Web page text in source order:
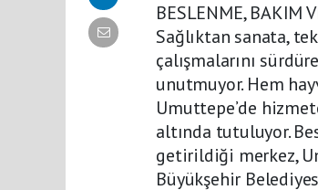
BESLENME, BAKIM
Sağlıktan sanata,
çalışmalarını
unutmuyor. Hem
Umuttepe’de
altında tutuluyor.
getirildiği merkez,
Büyükşehir